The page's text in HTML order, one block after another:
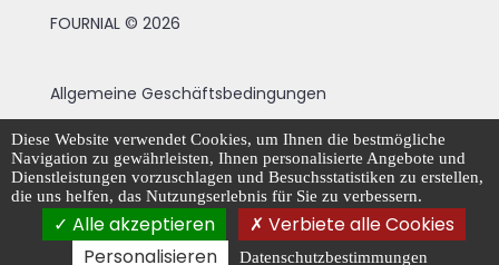
FOURNIAL © 2026
Allgemeine Geschäftsbedingungen
Rechtliche Hinweise
Datenschutzrichtlinie
Cookie-Management
Diese Website verwendet Cookies, um Ihnen die bestmögliche
Navigation zu gewährleisten, Ihnen personalisierte Angebote und
Dienstleistungen vorzuschlagen und Besuchsstatistiken zu erstellen,
die uns helfen, das Nutzungserlebnis für Sie zu verbessern.
Alle akzeptieren
Verbiete alle Cookies
Personalisieren
Datenschutzbestimmungen